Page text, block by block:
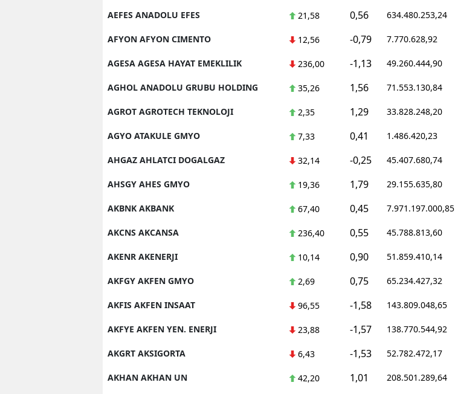
AEFES ANADOLU EFES 21,58 0,56 634.480.253,24
AFYON AFYON CIMENTO 12,56 -0,79 7.770.628,92
AGESA AGESA HAYAT EMEKLILIK 236,00 -1,13 49.260.444,90
AGHOL ANADOLU GRUBU HOLDING 35,26 1,56 71.553.130,84
AGROT AGROTECH TEKNOLOJI 2,35 1,29 33.828.248,20
AGYO ATAKULE GMYO 7,33 0,41 1.486.420,23
AHGAZ AHLATCI DOGALGAZ 32,14 -0,25 45.407.680,74
AHSGY AHES GMYO 19,36 1,79 29.155.635,80
AKBNK AKBANK 67,40 0,45 7.971.197.000,85
AKCNS AKCANSA 236,40 0,55 45.788.813,60
AKENR AKENERJI 10,14 0,90 51.859.410,14
AKFGY AKFEN GMYO 2,69 0,75 65.234.427,32
AKFIS AKFEN INSAAT 96,55 -1,58 143.809.048,65
AKFYE AKFEN YEN. ENERJI 23,88 -1,57 138.770.544,92
AKGRT AKSIGORTA 6,43 -1,53 52.782.472,17
AKHAN AKHAN UN 42,20 1,01 208.501.289,64